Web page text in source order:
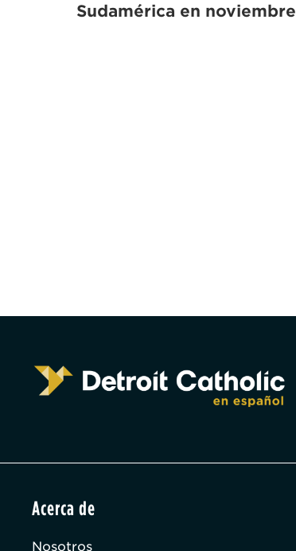
Sudamérica en noviembre
Acerca de
Nosotros